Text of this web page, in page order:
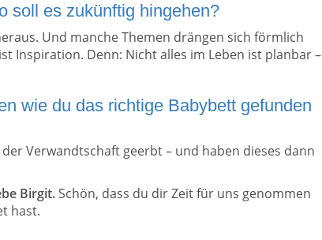
soll es zukünftig hingehen?
Und manche Themen drängen sich förmlich
Inspiration. Denn: Nicht alles im Leben ist planbar –
wie du das richtige Babybett gefunden
der Verwandtschaft geerbt – und haben dieses dann
Birgit.Schön, dass du dir Zeit für uns genommen
hast.